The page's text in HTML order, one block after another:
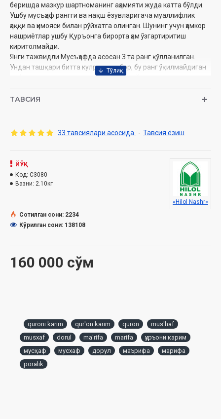
беришда мазкур шартноманинг аҳамияти жуда катта бўлди.
Ушбу мусъҳаф рангги ва нақш ёзувларигача муаллифлик
ҳаққи ва ҳимояси билан рўйхатга олинган. Шунинг учун ҳамкор
нашриётлар ушбу Қуръонга бирорта ҳам ўзгартиритиш
киритолмайди.
Янги тажвидли Мусъҳафда асосан 3 та ранг қўлланилган.
Ундан ташқари битта кулранг ҳам бор, бу ранг ўқилмайдиган
ҳарфлар учун ишлатилган. Лекин асосий тажвид
яшил ва кўк ранглардир.
Кўк ранг – қалқала ва таҳфимни ифода қилади.
ранг билан 28 та тажвид қоидаси ифодаланган. Шу ва бошқа
сабабларни инобатга олганда ушбу мусъҳаф айниқса
Қуръонга энди тушган ўрганувчилар учун жуда қўл келади.
Ушбу порали Мусҳафнинг бир нечта қулайликлари
мавжуд. Жумладан:
• 30 пора алоҳида қилинган, яъни 30 та китоб бўлади. Бу,
• Махсус қутида чиқарилмода. Бу Мусҳафни ўзингиз билан
олиб юришингиз учун қулайдир;
• Янги Мусҳафнинг поралари алоҳида бўлса ҳам асл Қуръони
Каримнинг бетлари билан бир хилдир. Бу ўқувчи учун
адашиб кетишнинг олдини олади.
ТАВСИЯ
33 тавсиялари асосида. - Тавсия ёзиш
160 000 сўм
ЙЎҚ
Код: C3080
Вазни: 2.10кг
«Hilol Nashr»
Сотилган сони: 2234
Кўрилган сони: 138108
quroni karim qur'on karim quron
mus'haf
musxaf
dorul ma'rifa marifa
қуръони карим
мусҳаф
мусхаф дорул маърифа
марифа
poralik